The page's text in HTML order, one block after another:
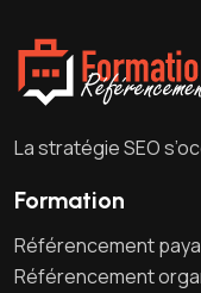
La stratégie SEO
Formation
Référencement
Référencement